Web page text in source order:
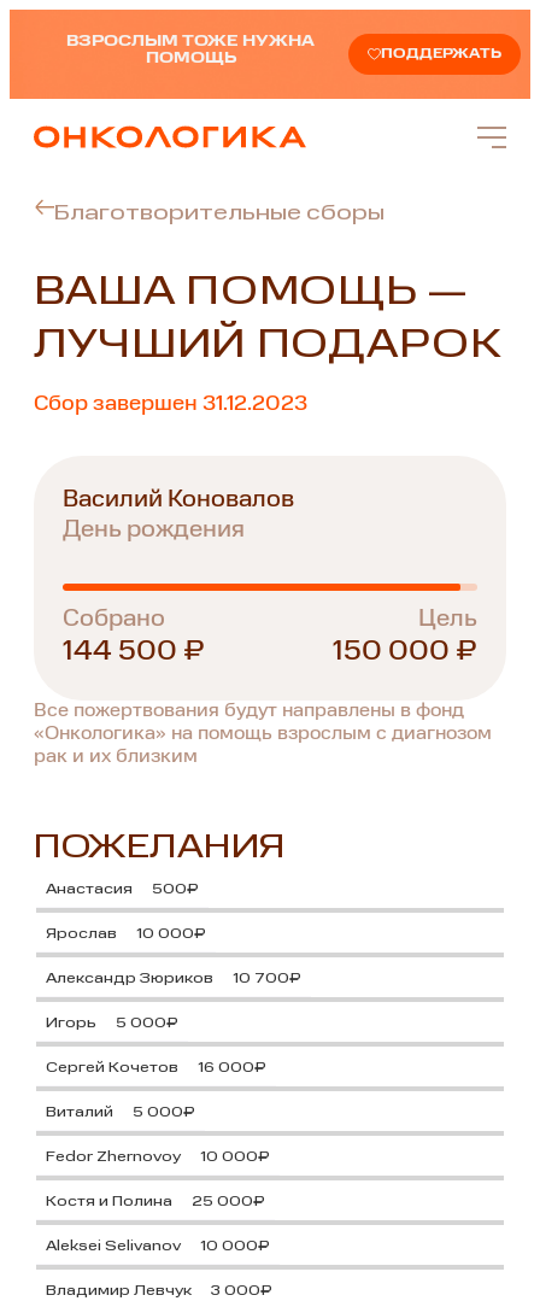
ВЗРОСЛЫМ ТОЖЕ НУЖНА
ПОМОЩЬ
ПОДДЕРЖАТЬ
Благотворительные сборы
ВАША ПОМОЩЬ —
ЛУЧШИЙ ПОДАРОК
Сбор завершен 31.12.2023
Василий Коновалов
День рождения
Собрано
144 500 ₽
Цель
150 000 ₽
Все пожертвования будут направлены в фонд
«Онкологика» на помощь взрослым с диагнозом
рак и их близким
ПОЖЕЛАНИЯ
Анастасия 500₽
Ярослав 10 000₽
Александр Зюриков 10 700₽
Игорь 5 000₽
Сергей Кочетов 16 000₽
Виталий 5 000₽
Fedor Zhernovoy 10 000₽
Костя и Полина 25 000₽
Aleksei Selivanov 10 000₽
Владимир Левчук 3 000₽